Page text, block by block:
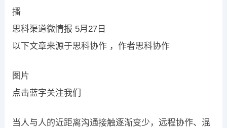
播
思科渠道微情报 5月27日
以下文章来源于思科协作 ，作者思科协作
图片
点击蓝字关注我们
当人与人的近距离沟通接触逐渐变少，远程协作、混